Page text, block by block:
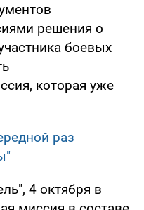
решения о
боевых
которая уже
раз
4 октября в